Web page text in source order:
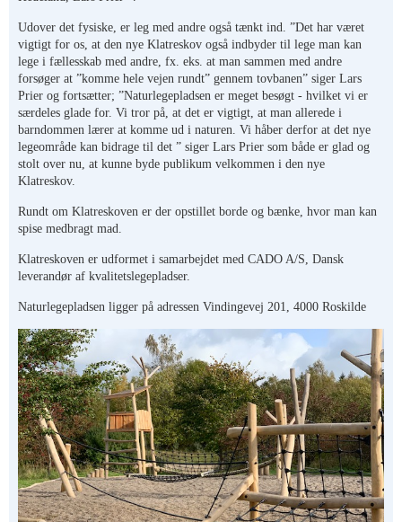
Udover det fysiske, er leg med andre også tænkt ind. ”Det har været
vigtigt for os, at den nye Klatreskov også indbyder til lege man kan
lege i fællesskab med andre, fx. eks. at man sammen med andre
forsøger at ”komme hele vejen rundt” gennem tovbanen” siger Lars
Prier og fortsætter; ”Naturlegepladsen er meget besøgt - hvilket vi er
særdeles glade for. Vi tror på, at det er vigtigt, at man allerede i
barndommen lærer at komme ud i naturen. Vi håber derfor at det nye
legeområde kan bidrage til det ” siger Lars Prier som både er glad og
stolt over nu, at kunne byde publikum velkommen i den nye
Klatreskov.
Rundt om Klatreskoven er der opstillet borde og bænke, hvor man kan
spise medbragt mad.
Klatreskoven er udformet i samarbejdet med CADO A/S, Dansk
leverandør af kvalitetslegepladser.
Naturlegepladsen ligger på adressen Vindingevej 201, 4000 Roskilde